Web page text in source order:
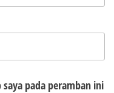
pada peramban ini